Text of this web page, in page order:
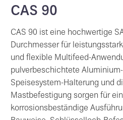
CAS 90
CAS 90 ist eine hochwertige
Durchmesser für
und flexible Multifeed-
pulverbeschichtete
Speisesystem-Halterung und
Mastbefestigung sorgen für
korrosionsbeständige